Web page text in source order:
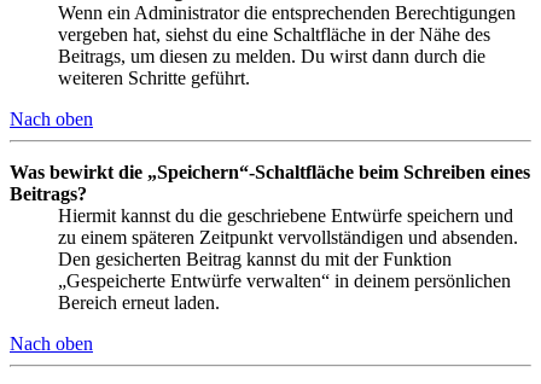
Wenn ein Administrator die entsprechenden Berechtigungen
vergeben hat, siehst du eine Schaltfläche in der Nähe des
Beitrags, um diesen zu melden. Du wirst dann durch die
weiteren Schritte geführt.
Nach oben
Was bewirkt die „Speichern“-Schaltfläche beim Schreiben eines
Beitrags?
Hiermit kannst du die geschriebene Entwürfe speichern und
zu einem späteren Zeitpunkt vervollständigen und absenden.
Den gesicherten Beitrag kannst du mit der Funktion
„Gespeicherte Entwürfe verwalten“ in deinem persönlichen
Bereich erneut laden.
Nach oben